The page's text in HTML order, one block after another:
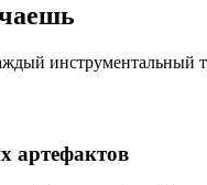
инструментальный
артефактов